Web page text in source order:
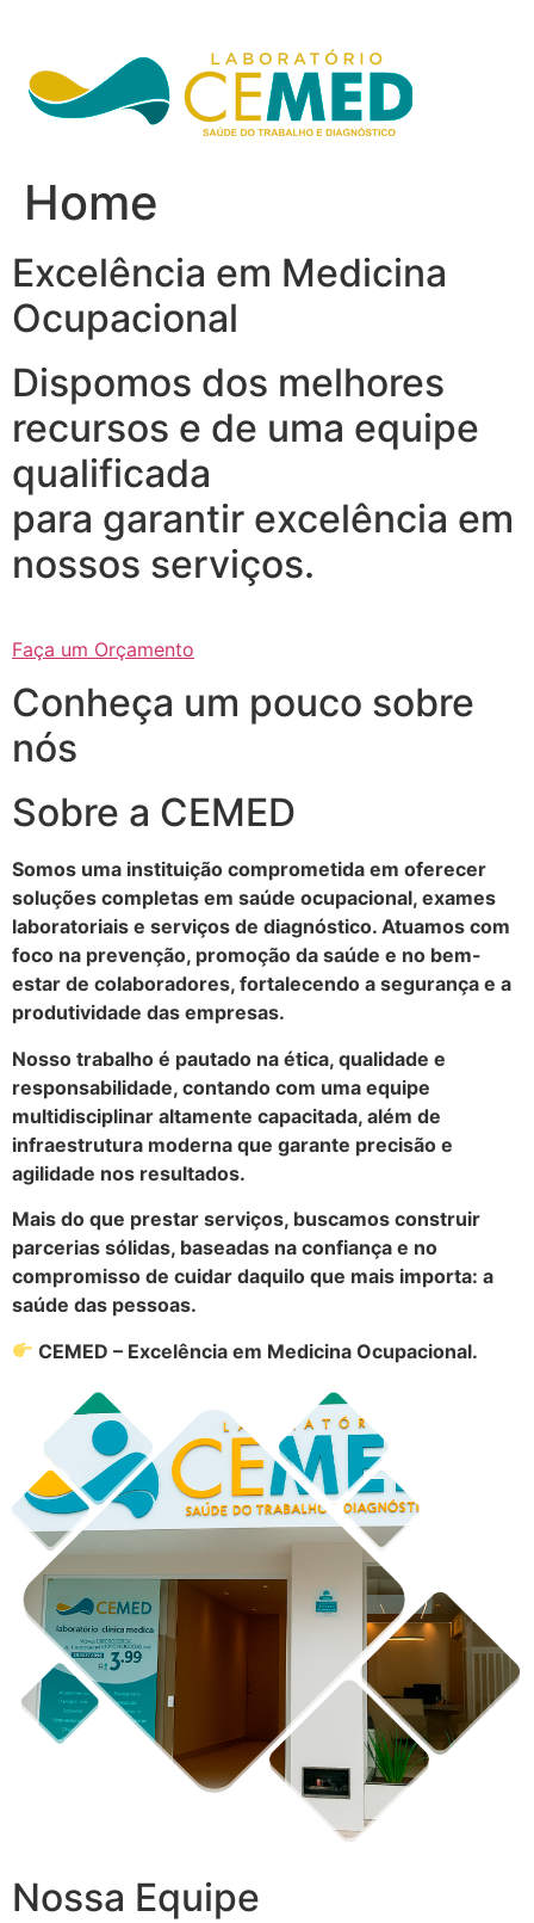
conteúdo
Home
Excelência em Medicina
Ocupacional
Dispomos dos melhores
recursos e de uma equipe
qualificada
para garantir excelência em
nossos serviços.
Faça um Orçamento
Conheça um pouco sobre
nós
Sobre a CEMED
Somos uma instituição comprometida em oferecer
soluções completas em saúde ocupacional, exames
laboratoriais e serviços de diagnóstico. Atuamos com
foco na prevenção, promoção da saúde e no bem-
estar de colaboradores, fortalecendo a segurança e a
produtividade das empresas.
Nosso trabalho é pautado na ética, qualidade e
responsabilidade, contando com uma equipe
multidisciplinar altamente capacitada, além de
infraestrutura moderna que garante precisão e
agilidade nos resultados.
Mais do que prestar serviços, buscamos construir
parcerias sólidas, baseadas na confiança e no
compromisso de cuidar daquilo que mais importa: a
saúde das pessoas.
CEMED – Excelência em Medicina Ocupacional.
Nossa Equipe